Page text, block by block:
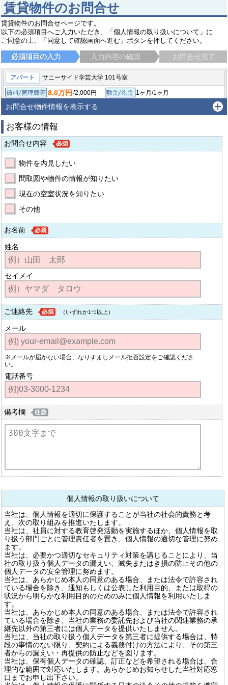
賃貸物件のお問合せ
賃貸物件のお問合せページです。
以下の必須項目へご入力いただき、「個人情報の取り扱いについて」に
ご同意の上、「同意して確認画面へ進む」ボタンを押してください。
必須項目の入力 入力内容の確認 お問合せ完了
アパート サニーサイド学芸大学 101号室
賃料/管理費等
8.0万円 /2,000円 敷金/礼金
1ヶ月/1ヶ月
保証金/敷引/償却金
-/-/-
築年月
2004年12月
目黒区碑文谷 東急東横線 学芸大学駅
お問合せ物件情報を表示する
お客様の情報
お問合せ内容
物件を内見したい
間取図や物件の情報が知りたい
現在の空室状況を知りたい
その他
お名前
姓名
セイメイ
ご連絡先 （いずれか1つ以上）
メール
※メールが届かない場合、なりすましメール拒否設定をご確認くださ
い。
電話番号
備考欄
個人情報の取り扱いについて
当社は、個人情報を適切に保護することが当社の社会的責務と考
え、次の取り組みを推進いたします。
当社は、社員に対する教育啓発活動を実施するほか、個人情報を取
り扱う部門ごとに管理責任者を置き、個人情報の適切な管理に努め
ます。
当社は、必要かつ適切なセキュリティ対策を講じることにより、当
社の取り扱う個人データの漏えい、滅失またはき損の防止その他の
個人データの安全管理に努めます。
当社は、あらかじめ本人の同意のある場合、または法令で許容され
ている場合を除き、通知もしくは公表した利用目的、または取得の
状況から明らかな利用目的のためのみに個人情報を利用いたしま
す。
当社は、あらかじめ本人の同意のある場合、または法令で許容され
ている場合を除き、当社の業務の委託先および当社の関連業務の承
継先以外の第三者には個人データを提供いたしません。
当社は、当社の取り扱う個人データを第三者に提供する場合は、特
段の事情のない限り、契約による義務付けの方法により、その第三
者からの漏えい・再提供の防止などを図ります。
当社は、保有個人データの確認、訂正などを希望される場合は、合
理的な範囲で対応いたします。あらかじめお知らせした当社対応窓
口までお申し出下さい。